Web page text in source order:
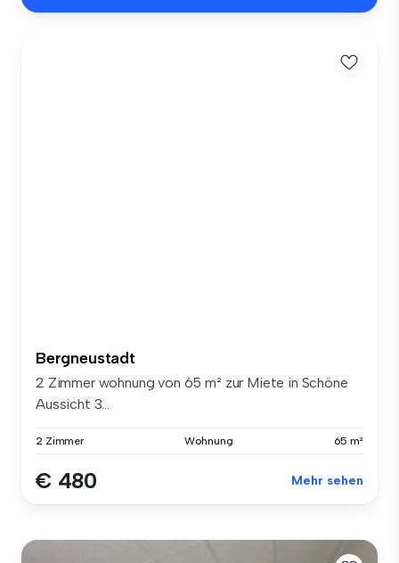
Bergneustadt
2 Zimmer wohnung von 65 m² zur Miete in Schöne
Aussicht 3...
2 Zimmer Wohnung 65 m²
€ 480 Mehr sehen